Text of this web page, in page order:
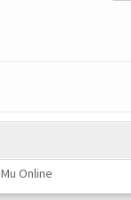
Mu Online